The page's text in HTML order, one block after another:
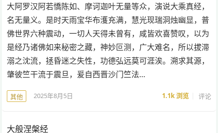
大阿罗汉阿若憍陈如、摩诃迦叶无量等众，演说大乘真经，
名无量义。是时天雨宝华布濩充满，慧光现瑞洞烛幽显，普
佛世界六种震动，一切人天得未曾有，咸皆欢喜赞叹，以为
是经乃诸佛如来秘密之藏，神妙叵测，广大难名，所以拔滞
溺之沈流，拯昏迷之失性，功德弘远莫可涯涘。溯求其源，
肇彼竺干流于震旦，爰自西晋沙门竺法…
其他 2025年8月5日 1.1k浏览 评论
大般涅槃经